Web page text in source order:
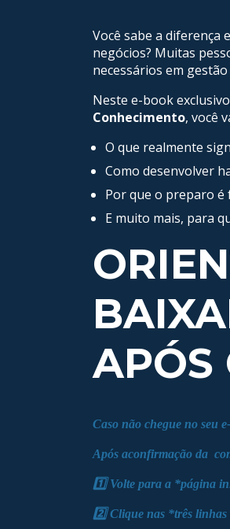
Você sabe a diferença
negócios? Muitas
necessários em
Neste e-book
Conhecimento, você
O que realmente
Como desenvolver
Por que o preparo é
E muito mais, para
APÓS
Caso não chegue no seu
Após aconfirmação da
1️⃣ Volte para a *página
2️⃣ Clique nas *três